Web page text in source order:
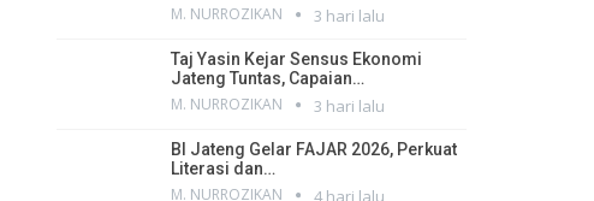
M. NURROZIKAN 3 hari lalu
Taj Yasin Kejar Sensus Ekonomi
Jateng Tuntas, Capaian…
M. NURROZIKAN 3 hari lalu
BI Jateng Gelar FAJAR 2026, Perkuat
Literasi dan…
M. NURROZIKAN 4 hari lalu